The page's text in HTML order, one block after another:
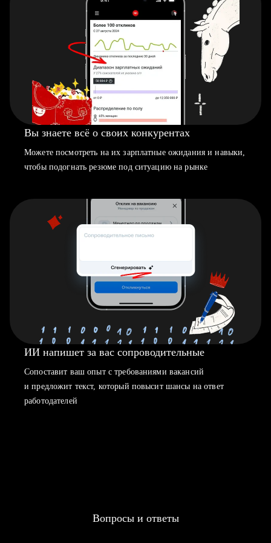
Вы знаете всё о своих конкурентах
Можете посмотреть на их зарплатные ожидания и навыки,
чтобы подогнать резюме под ситуацию на рынке
ИИ напишет за вас сопроводительные
Сопоставит ваш опыт с требованиями вакансий
и предложит текст, который повысит шансы на ответ
работодателей
Вопросы и ответы